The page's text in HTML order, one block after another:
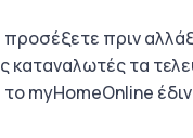
πριν
τα
myHomeOnline